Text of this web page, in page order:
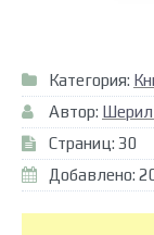
Категория:
Автор: Шерил
Страниц: 30
Добавлено: